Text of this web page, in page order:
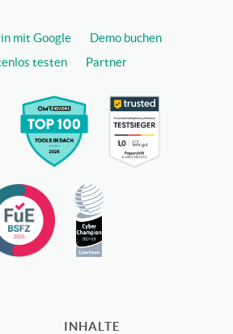
mit Google
Demo buchen
testen
Partner
INHALTE